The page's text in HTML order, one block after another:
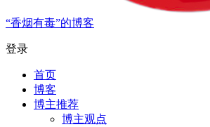
“香烟有毒”的博客
登录
首页
博客
博主推荐
博主观点